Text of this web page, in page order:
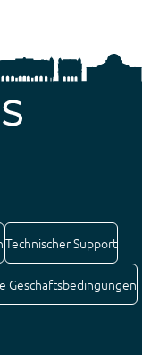
Technischer Support
Geschäftsbedingungen